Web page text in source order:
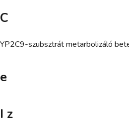
C
YP2C9-szubsztrát metarbolizáló
e
I z